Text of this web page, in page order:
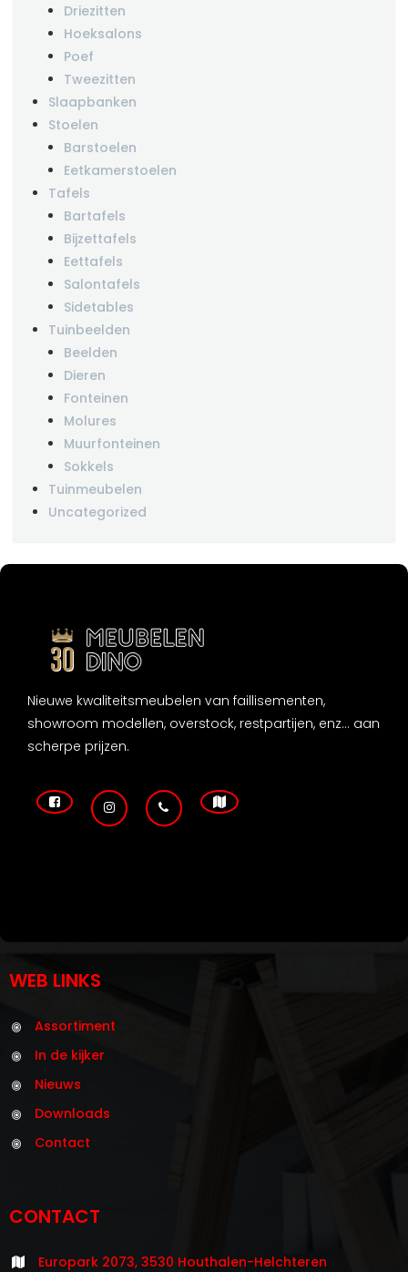
Driezitten
Hoeksalons
Poef
Tweezitten
Slaapbanken
Stoelen
Barstoelen
Eetkamerstoelen
Tafels
Bartafels
Bijzettafels
Eettafels
Salontafels
Sidetables
Tuinbeelden
Beelden
Dieren
Fonteinen
Molures
Muurfonteinen
Sokkels
Tuinmeubelen
Uncategorized
Nieuwe kwaliteitsmeubelen van faillisementen,
showroom modellen, overstock, restpartijen, enz... aan
scherpe prijzen.
WEB LINKS
Assortiment
In de kijker
Nieuws
Downloads
Contact
CONTACT
Europark 2073, 3530 Houthalen-Helchteren